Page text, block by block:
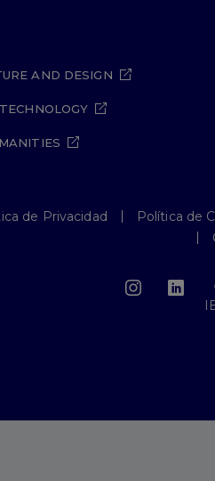
AND DESIGN
de Privacidad
Política de